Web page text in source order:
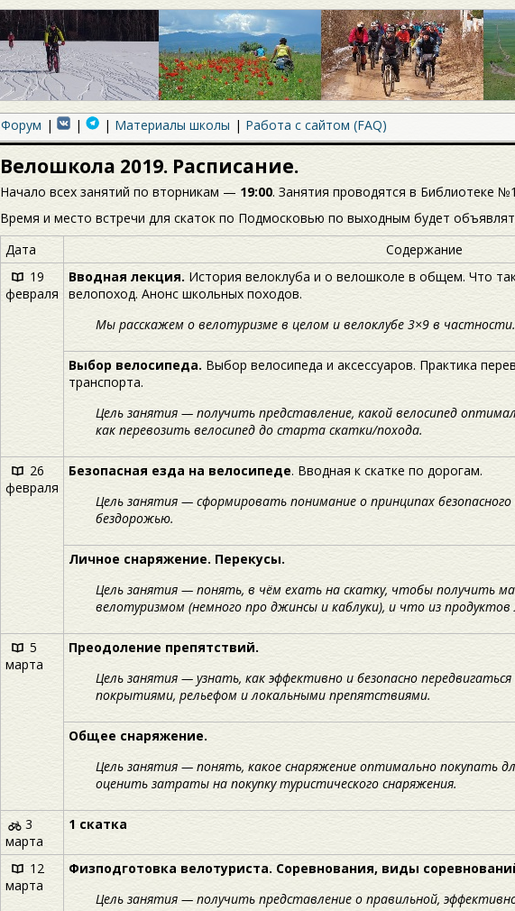
Форум Материалы школы Работа с сайтом (FAQ)
Велошкола 2019. Расписание.
Начало всех занятий по вторникам — 19:00. Занятия проводятся в Библиотеке
Время и место встречи для скаток по Подмосковью по выходным будет
Дата
Содержание
19
февраля
Вводная лекция. История велоклуба и о велошколе в общем. Что
велопоход. Анонс школьных походов.
Мы расскажем о велотуризме в целом и велоклубе 3×9 в частности.
Выбор велосипеда. Выбор велосипеда и аксессуаров. Практика
транспорта.
Цель занятия — получить представление, какой велосипед
как перевозить велосипед до старта скатки/похода.
26
февраля
Безопасная езда на велосипеде. Вводная к скатке по дорогам.
Цель занятия — сформировать понимание о принципах
бездорожью.
Личное снаряжение. Перекусы.
Цель занятия — понять, в чём ехать на скатку, чтобы получить
велотуризмом (немного про джинсы и каблуки), и что из продуктов
5
марта
Преодоление препятствий.
Цель занятия — узнать, как эффективно и безопасно
покрытиями, рельефом и локальными препятствиями.
Общее снаряжение.
Цель занятия — понять, какое снаряжение оптимально покупать
оценить затраты на покупку туристического снаряжения.
3
марта
1 скатка
12
марта
Физподготовка велотуриста. Соревнования, виды
Цель занятия — получить представление о правильной,